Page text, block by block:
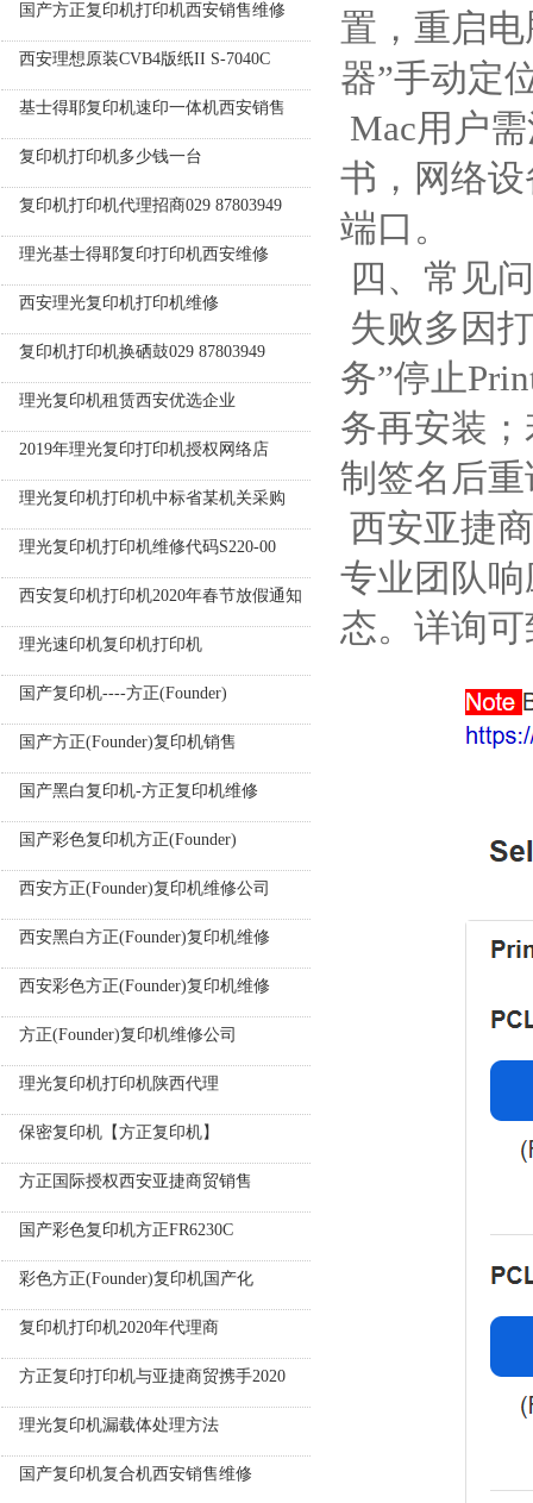
国产方正复印机打印机西安销售维修
西安理想原装CVB4版纸II S-7040C
基士得耶复印机速印一体机西安销售
复印机打印机多少钱一台
复印机打印机代理招商029 87803949
理光基士得耶复印打印机西安维修
西安理光复印机打印机维修
复印机打印机换硒鼓029 87803949
理光复印机租赁西安优选企业
2019年理光复印打印机授权网络店
理光复印机打印机中标省某机关采购
理光复印机打印机维修代码S220-00
西安复印机打印机2020年春节放假通知
理光速印机复印机打印机
国产复印机----方正(Founder)
国产方正(Founder)复印机销售
国产黑白复印机-方正复印机维修
国产彩色复印机方正(Founder)
西安方正(Founder)复印机维修公司
西安黑白方正(Founder)复印机维修
西安彩色方正(Founder)复印机维修
方正(Founder)复印机维修公司
理光复印机打印机陕西代理
保密复印机【方正复印机】
方正国际授权西安亚捷商贸销售
国产彩色复印机方正FR6230C
彩色方正(Founder)复印机国产化
复印机打印机2020年代理商
方正复印打印机与亚捷商贸携手2020
理光复印机漏载体处理方法
国产复印机复合机西安销售维修
置，重启
器”手动定
Mac用户
书，网络设
端口。
四、常见
失败多因
务”停止
务再安装
制签名后
西安亚捷
专业团队
态。详询